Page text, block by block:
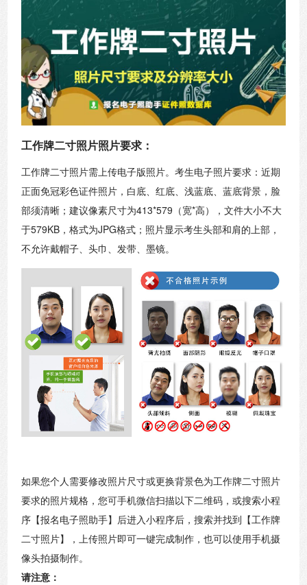
工作牌二寸照片照片要求：
工作牌二寸照片需上传电子版照片。考生电子照片要求：近期
正面免冠彩色证件照片，白底、红底、浅蓝底、蓝底背景，脸
部须清晰；建议像素尺寸为413*579（宽*高），文件大小不大
于579KB，格式为JPG格式；照片显示考生头部和肩的上部，
不允许戴帽子、头巾、发带、墨镜。
如果您个人需要修改照片尺寸或更换背景色为工作牌二寸照片
要求的照片规格，您可手机微信扫描以下二维码，或搜索小程
序【报名电子照助手】后进入小程序后，搜索并找到【工作牌
二寸照片】，上传照片即可一键完成制作，也可以使用手机摄
像头拍摄制作。
请注意：